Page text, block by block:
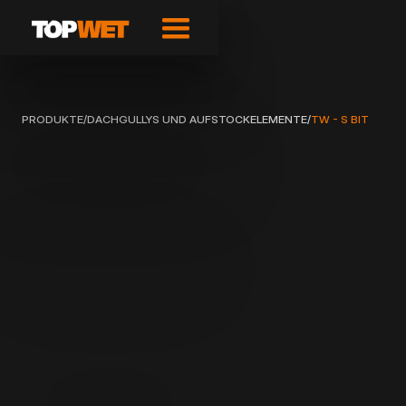
PRODUKTE/DACHGULLYS UND AUFSTOCKELEMENTE/TW - S BIT